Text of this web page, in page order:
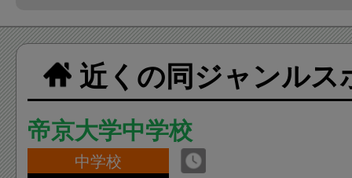
近くの同ジャンルス
帝京大学中学校
中学校